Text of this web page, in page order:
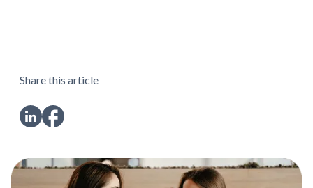
Share this article